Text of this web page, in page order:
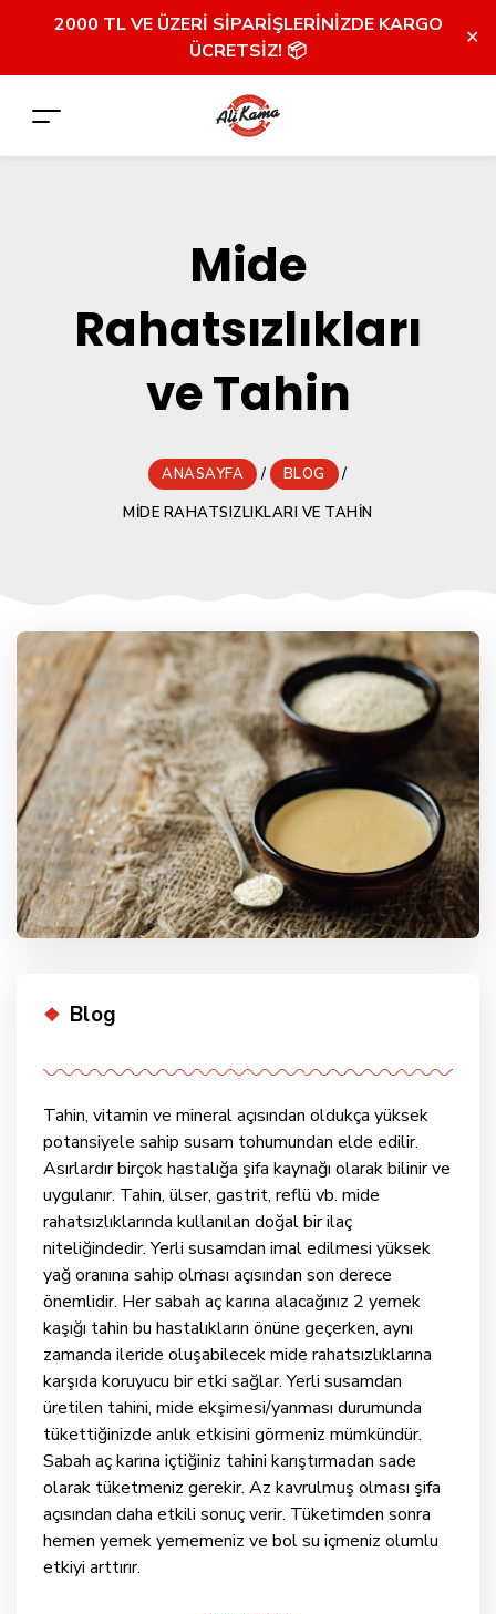
2000 TL VE ÜZERİ SİPARİŞLERİNİZDE KARGO
ÜCRETSİZ! 📦
✕
Mide
Rahatsızlıkları
ve Tahin
ANASAYFA / BLOG
/
MIDE RAHATSIZLIKLARI VE TAHIN
Categories
Blog
Tahin, vitamin ve mineral açısından oldukça yüksek
potansiyele sahip susam tohumundan elde edilir.
Asırlardır birçok hastalığa şifa kaynağı olarak bilinir ve
uygulanır. Tahin, ülser, gastrit, reflü vb. mide
rahatsızlıklarında kullanılan doğal bir ilaç
niteliğindedir. Yerli susamdan imal edilmesi yüksek
yağ oranına sahip olması açısından son derece
önemlidir. Her sabah aç karına alacağınız 2 yemek
kaşığı tahin bu hastalıkların önüne geçerken, aynı
zamanda ileride oluşabilecek mide rahatsızlıklarına
karşıda koruyucu bir etki sağlar. Yerli susamdan
üretilen tahini, mide ekşimesi/yanması durumunda
tükettiğinizde anlık etkisini görmeniz mümkündür.
Sabah aç karına içtiğiniz tahini karıştırmadan sade
olarak tüketmeniz gerekir. Az kavrulmuş olması şifa
açısından daha etkili sonuç verir. Tüketimden sonra
hemen yemek yememeniz ve bol su içmeniz olumlu
etkiyi arttırır.